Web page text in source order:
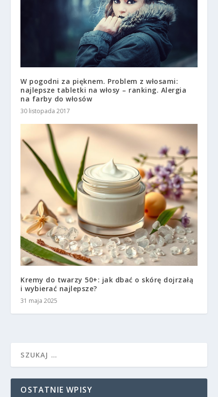
W pogodni za pięknem. Problem z włosami:
najlepsze tabletki na włosy – ranking. Alergia
na farby do włosów
30 listopada 2017
Kremy do twarzy 50+: jak dbać o skórę dojrzałą
i wybierać najlepsze?
31 maja 2025
OSTATNIE WPISY